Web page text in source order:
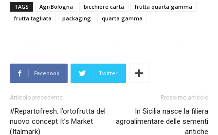
TAGS AgriBologna bicchiere carta
frutta quarta gamma
frutta tagliata
packaging quarta gamma
Facebook Twitter
Articolo precedente
#Repartofresh: l’ortofrutta del
nuovo concept It’s Market
(Italmark)
Prossimo articolo
In Sicilia nasce la filiera
agroalimentare delle sementi
antiche